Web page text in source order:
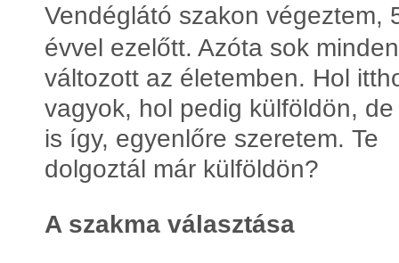
Vendéglátó szakon végeztem,
évvel ezelőtt. Azóta sok minden
változott az életemben. Hol
vagyok, hol pedig külföldön,
is így, egyenlőre szeretem. Te
dolgoztál már külföldön?
A szakma választása